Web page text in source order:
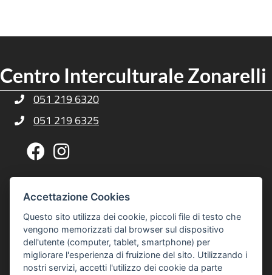
Centro Interculturale Zonarelli
Telefono Centro Culturale Zonarelli
051 219 6320
Telefono Centro Culturale Zonarelli
051 219 6325
Pagina Facebook Centro Zonarelli
Profilo Instagram Centro Zonarelli
Indirizzo Centro Culturale Zonarelli
Email Centro Interculturale Zonarelli
interculturalezonarelli@comune.bologna.it
Informativa Privacy e Cookies
Informativa privacy e cookies
Accettazione Cookies
Questo sito utilizza dei cookie, piccoli file di testo che
vengono memorizzati dal browser sul dispositivo
dell'utente (computer, tablet, smartphone) per
migliorare l'esperienza di fruizione del sito. Utilizzando i
nostri servizi, accetti l'utilizzo dei cookie da parte